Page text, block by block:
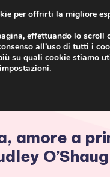
amore a
per offrirti la migliore
effettuando lo scroll
all’uso di tutti i
su quali cookie stiamo
impostazioni.